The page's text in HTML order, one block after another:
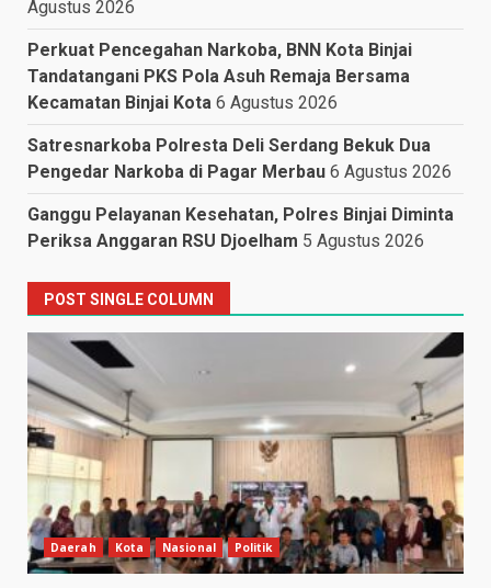
Agustus 2026
Perkuat Pencegahan Narkoba, BNN Kota Binjai
Tandatangani PKS Pola Asuh Remaja Bersama
Kecamatan Binjai Kota 6 Agustus 2026
Satresnarkoba Polresta Deli Serdang Bekuk Dua
Pengedar Narkoba di Pagar Merbau 6 Agustus 2026
Ganggu Pelayanan Kesehatan, Polres Binjai Diminta
Periksa Anggaran RSU Djoelham 5 Agustus 2026
POST SINGLE COLUMN
Daerah Kota Nasional Politik